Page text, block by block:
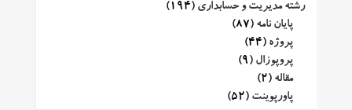
رشته مدیریت و حسابداری (194)
پایان نامه (87)
پروژه (44)
پروپوزال (9)
مقاله (2)
پاورپوینت (52)